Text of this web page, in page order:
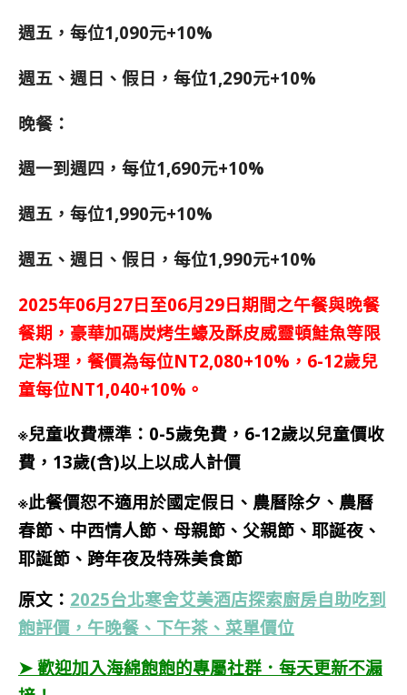
週五，每位1,090元+10%
週五、週日、假日，每位1,290元+10%
晚餐：
週一到週四，每位1,690元+10%
週五，每位1,990元+10%
週五、週日、假日，每位1,990元+10%
2025年06月27日至06月29日期間之午餐與晚餐
餐期，豪華加碼炭烤生蠔及酥皮威靈頓鮭魚等限
定料理，餐價為每位NT2,080+10%，6-12歲兒
童每位NT1,040+10%。
※兒童收費標準：0-5歲免費，6-12歲以兒童價收
費，13歲(含)以上以成人計價
※此餐價恕不適用於國定假日、農曆除夕、農曆
春節、中西情人節、母親節、父親節、耶誕夜、
耶誕節、跨年夜及特殊美食節
原文： 2025台北寒舍艾美酒店探索廚房自助吃到
飽評價，午晚餐、下午茶、菜單價位
➤ 歡迎加入海綿飽飽的專屬社群．每天更新不漏